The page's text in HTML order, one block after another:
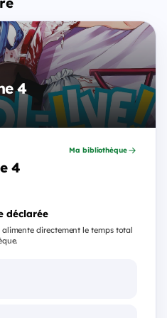
4
4
Ma bibliothèque
déclarée
alimente directement le temps total